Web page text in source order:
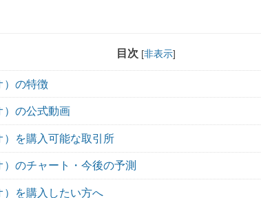
目次 [非表示]
）の特徴
）の公式動画
）を購入可能な取引所
）のチャート・今後の予測
）を購入したい方へ